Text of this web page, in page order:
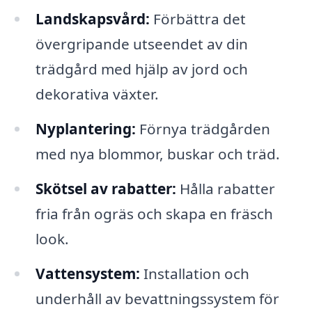
Landskapsvård: Förbättra det
övergripande utseendet av din
trädgård med hjälp av jord och
dekorativa växter.
Nyplantering: Förnya trädgården
med nya blommor, buskar och träd.
Skötsel av rabatter: Hålla rabatter
fria från ogräs och skapa en fräsch
look.
Vattensystem: Installation och
underhåll av bevattningssystem för